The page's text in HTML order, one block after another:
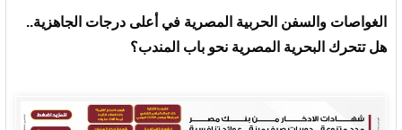
الغواصات والسفن الحربية المصرية في أعلى درجات الجاهزية..
هل تتحرك البحرية المصرية نحو باب المندب؟